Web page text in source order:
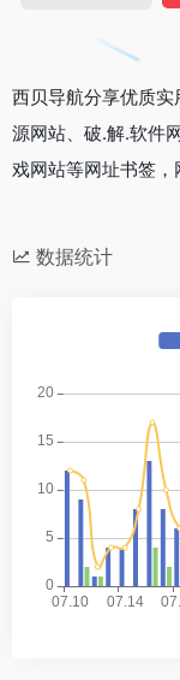
西贝导航分享优质
源网站、破.解.软件
戏网站等网址书签，
数据统计